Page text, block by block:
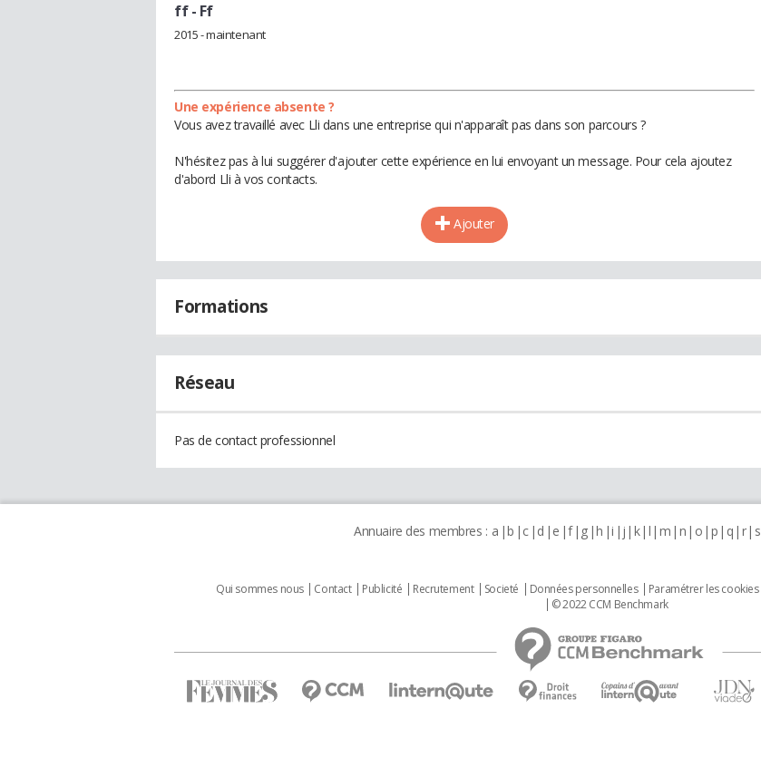
ff- Ff
2015 - maintenant
Une expérience absente ?
Vous avez travaillé avec Lli dans une entreprise qui n'apparaît pas dans son parcours ?
N'hésitez pas à lui suggérer d'ajouter cette expérience en lui envoyant un message. Pour cela ajoutez
d'abord Lli à vos contacts.
Ajouter
Formations
Réseau
Pas de contact professionnel
Annuaire des membres : a b c d e f g h i j k l m n o p q r s
Qui sommes nous Contact Publicité Recrutement Societé Données personnelles Paramétrer les cookies
© 2022 CCM Benchmark